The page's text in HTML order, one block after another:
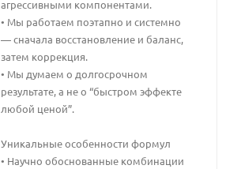
агрессивными компонентами.
• Мы работаем поэтапно и системно
— сначала восстановление и баланс,
затем коррекция.
• Мы думаем о долгосрочном
результате, а не о “быстром эффекте
любой ценой”.
Уникальные особенности формул
• Научно обоснованные комбинации